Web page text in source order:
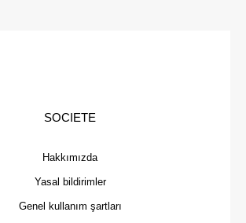
SOCIETE
Hakkımızda
Yasal bildirimler
Genel kullanım şartları